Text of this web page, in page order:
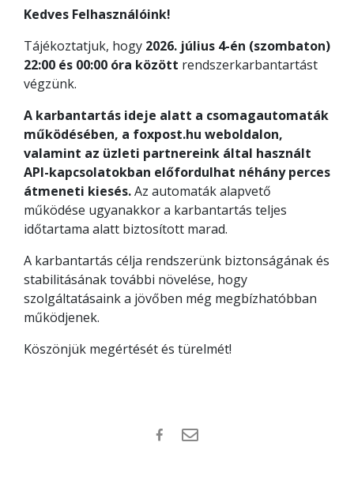
Kedves Felhasználóink!
Tájékoztatjuk, hogy 2026. július 4-én (szombaton)
22:00 és 00:00 óra között rendszerkarbantartást
végzünk.
A karbantartás ideje alatt a csomagautomaták
működésében, a foxpost.hu weboldalon,
valamint az üzleti partnereink által használt
API-kapcsolatokban előfordulhat néhány perces
átmeneti kiesés.Az automaták alapvető
működése ugyanakkor a karbantartás teljes
időtartama alatt biztosított marad.
A karbantartás célja rendszerünk biztonságának és
stabilitásának további növelése, hogy
szolgáltatásaink a jövőben még megbízhatóbban
működjenek.
Köszönjük megértését és türelmét!